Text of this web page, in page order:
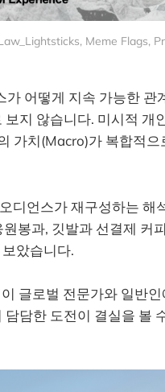
Meme Flags,
어떻게 지속 가능한 관
지 않습니다. 미시적 개
가치(Macro)가 복합적으
디언스가 재구성하는 해
봉과, 깃발과 선결제 커
았습니다.
이 글로벌 전문가와 일반
담한 도전이 결실을 볼